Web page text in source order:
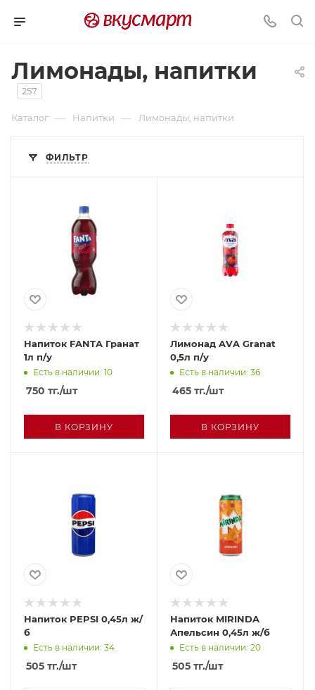
Лимонады, напитки
257
Каталог — Напитки — Лимонады, напитки
ФИЛЬТР
Напиток FANTA Гранат
1л п/у
Есть в наличии: 10
750 тг./шт
В КОРЗИНУ
Лимонад AVA Granat
0,5л п/у
Есть в наличии: 36
465 тг./шт
В КОРЗИНУ
Напиток PEPSI 0,45л ж/
б
Есть в наличии: 34
505 тг./шт
Напиток MIRINDA
Апельсин 0,45л ж/б
Есть в наличии: 20
505 тг./шт